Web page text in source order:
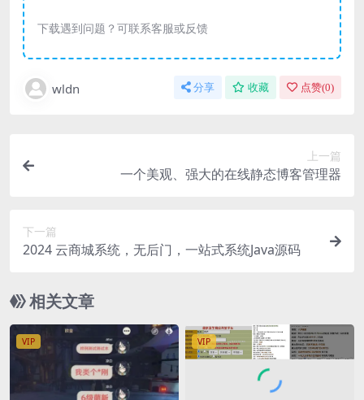
下载遇到问题？可联系客服或反馈
wldn 分享 收藏 点赞(0)
上一篇
一个美观、强大的在线静态博客管理器
下一篇
2024 云商城系统，无后门，一站式系统Java源码
相关文章
VIP VIP